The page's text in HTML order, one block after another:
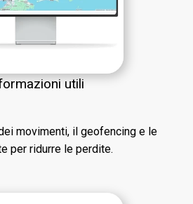
utili
movimenti, il geofencing e le
per ridurre le perdite.